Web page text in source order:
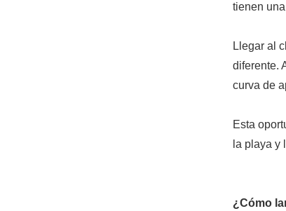
tienen
Llegar al
diferente.
curva de
Esta
la playa y
¿Cómo